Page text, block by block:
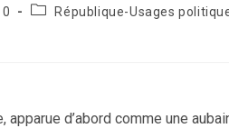
PostRépublique-Usages
d’abord comme une